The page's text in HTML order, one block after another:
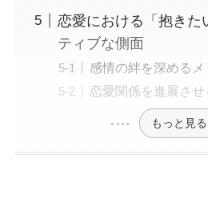
恋愛における「抱きた
ティブな側面
感情の絆を深めるメ
恋愛関係を進展さ
もっと見る